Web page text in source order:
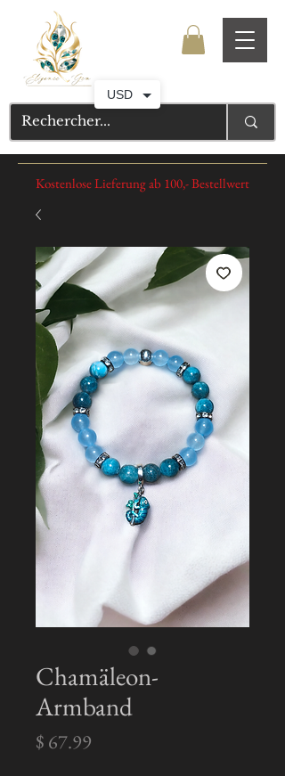
Kostenlose Lieferung ab 100,- Bestellwert
Chamäleon-
Armband
$ 67.99
USD